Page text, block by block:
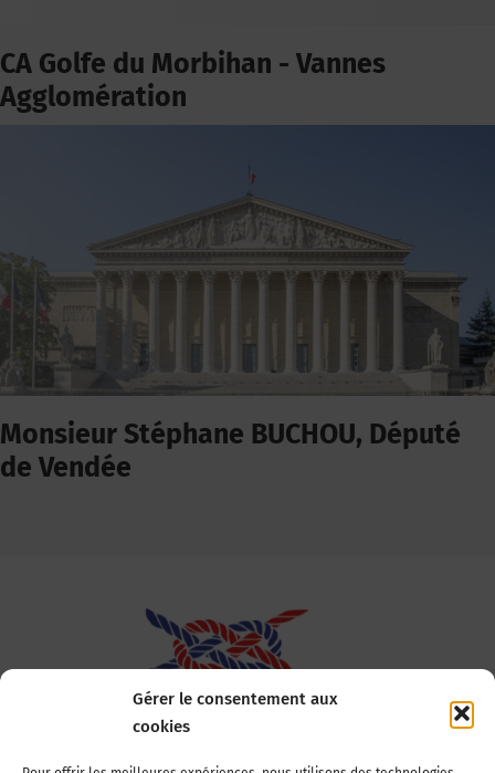
Gérer le consentement aux
cookies
CA Golfe du Morbihan - Vannes
Agglomération
Monsieur Stéphane BUCHOU, Député
de Vendée